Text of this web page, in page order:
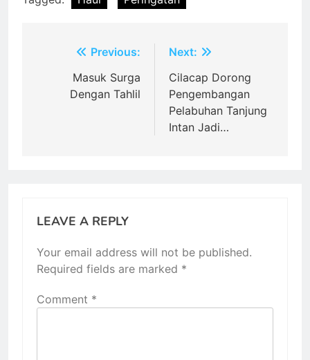
navigation
Previous:
Masuk Surga
Dengan Tahlil
Next:
Cilacap Dorong
Pengembangan
Pelabuhan Tanjung
Intan Jadi…
LEAVE A REPLY
Your email address will not be published.
Required fields are marked *
Comment *